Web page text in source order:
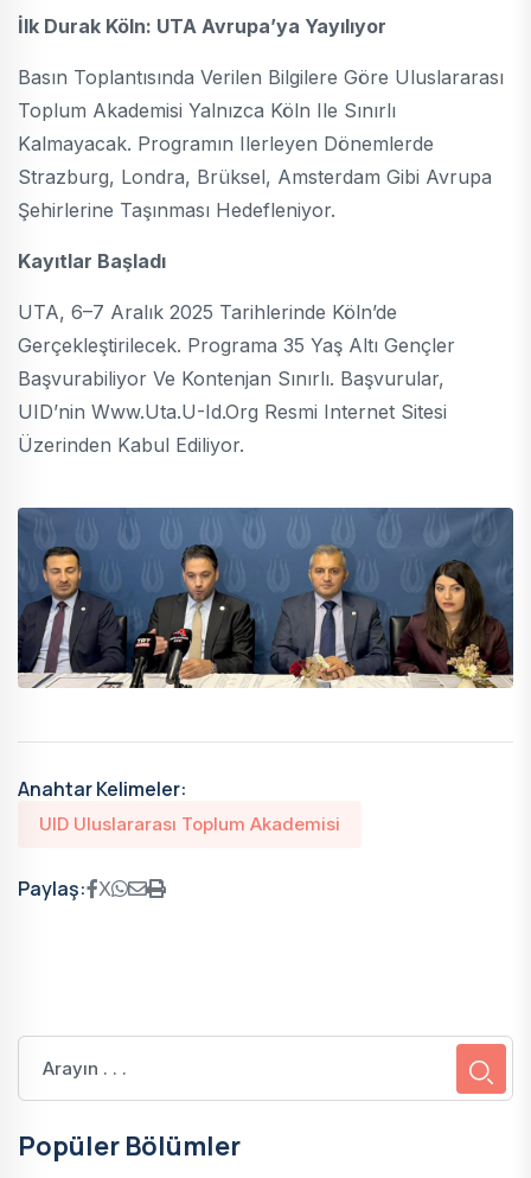
İlk Durak Köln: UTA Avrupa’ya Yayılıyor
Basın Toplantısında Verilen Bilgilere Göre Uluslararası
Toplum Akademisi Yalnızca Köln Ile Sınırlı
Kalmayacak. Programın Ilerleyen Dönemlerde
Strazburg, Londra, Brüksel, Amsterdam Gibi Avrupa
Şehirlerine Taşınması Hedefleniyor.
Kayıtlar Başladı
UTA, 6–7 Aralık 2025 Tarihlerinde Köln’de
Gerçekleştirilecek. Programa 35 Yaş Altı Gençler
Başvurabiliyor Ve Kontenjan Sınırlı. Başvurular,
UID’nin Www.uta.u-Id.org Resmi Internet Sitesi
Üzerinden Kabul Ediliyor.
Anahtar Kelimeler:
UID Uluslararası Toplum Akademisi
Paylaş: X
Popüler Bölümler